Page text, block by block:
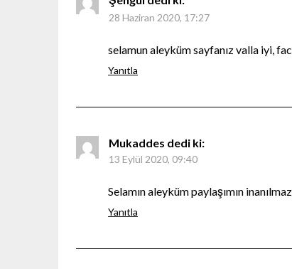
28 Haziran 2020, 17:27
selamun aleyküm sayfanız valla iyi,
Yanıtla
Mukaddes dedi ki:
13 Eylül 2020, 09:40
Selamın aleyküm paylaşımın
Yanıtla